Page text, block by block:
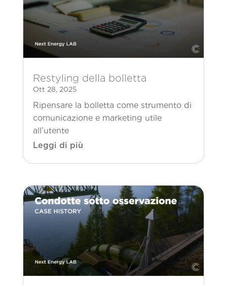
Restyling della bolletta
Ott 28, 2025
Ripensare la bolletta come strumento di
comunicazione e marketing utile
all’utente
Leggi di più